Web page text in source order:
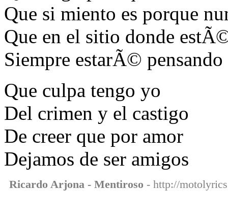
Que si miento es porque
Que en el sitio donde
Siempre estarÃ©
Que culpa tengo yo
Del crimen y el castigo
De creer que por amor
Dejamos de ser amigos
Ricardo Arjona - Mentiroso - http://